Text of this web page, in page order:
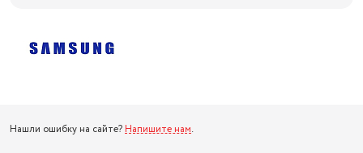
Нашли ошибку на сайте? Напишите нам.